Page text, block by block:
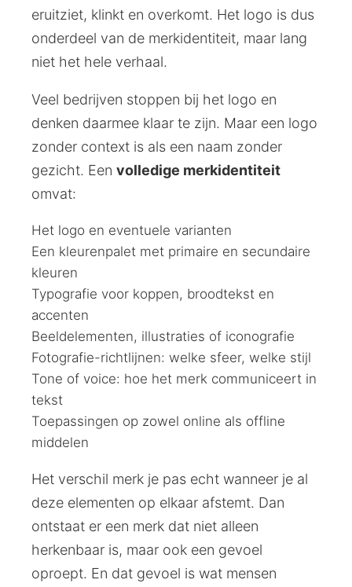
eruitziet, klinkt en overkomt. Het logo is dus
onderdeel van de merkidentiteit, maar lang
niet het hele verhaal.
Veel bedrijven stoppen bij het logo en
denken daarmee klaar te zijn. Maar een logo
zonder context is als een naam zonder
gezicht. Een volledige merkidentiteit
omvat:
Het logo en eventuele varianten
Een kleurenpalet met primaire en secundaire
kleuren
Typografie voor koppen, broodtekst en
accenten
Beeldelementen, illustraties of iconografie
Fotografie-richtlijnen: welke sfeer, welke stijl
Tone of voice: hoe het merk communiceert in
tekst
Toepassingen op zowel online als offline
middelen
Het verschil merk je pas echt wanneer je al
deze elementen op elkaar afstemt. Dan
ontstaat er een merk dat niet alleen
herkenbaar is, maar ook een gevoel
oproept. En dat gevoel is wat mensen